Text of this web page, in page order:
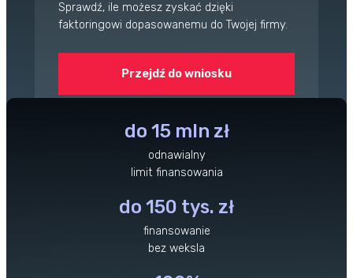
Sprawdź, ile możesz zyskać dzięki
faktoringowi dopasowanemu do Twojej firmy.
Przejdź do wniosku
do 15 mln zł
odnawialny
limit finansowania
do 150 tys. zł
finansowanie
bez weksla